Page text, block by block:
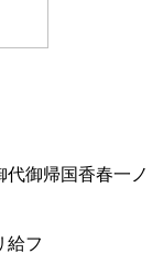
御帰国香春一ノ
給フ